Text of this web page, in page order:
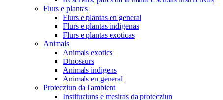
Flurs e plantas
Flurs e plantas en general
Flurs e plantas indigenas
Flurs e plantas exoticas
Animals
Animals exotics
Dinosaurs
Animals indigens
Animals en general
Protecziun da l'ambient
Instituziuns e mesiras da protecziun